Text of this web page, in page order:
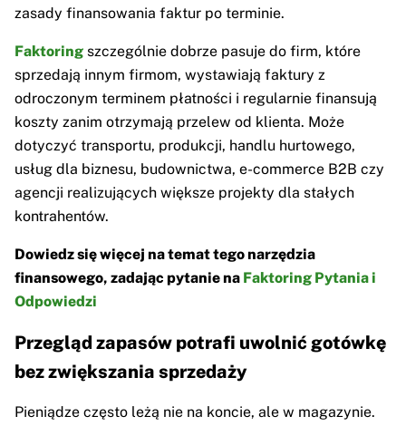
zasady finansowania faktur po terminie.
Faktoring szczególnie dobrze pasuje do firm, które
sprzedają innym firmom, wystawiają faktury z
odroczonym terminem płatności i regularnie finansują
koszty zanim otrzymają przelew od klienta. Może
dotyczyć transportu, produkcji, handlu hurtowego,
usług dla biznesu, budownictwa, e-commerce B2B czy
agencji realizujących większe projekty dla stałych
kontrahentów.
Dowiedz się więcej na temat tego narzędzia
finansowego, zadając pytanie na Faktoring Pytania i
Odpowiedzi
Przegląd zapasów potrafi uwolnić gotówkę
bez zwiększania sprzedaży
Pieniądze często leżą nie na koncie, ale w magazynie.